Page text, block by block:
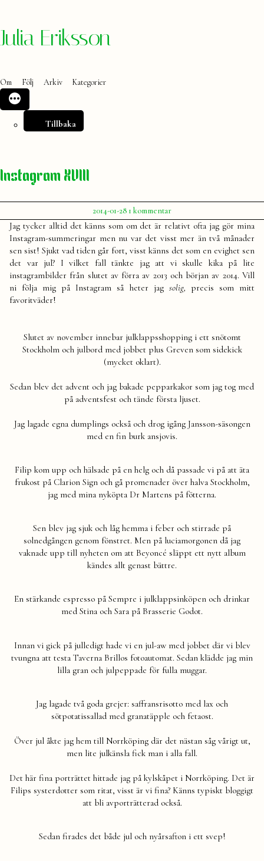
Hoppa
Julia Eriksson
Om Följ Arkiv Kategorier
Tillbaka
Instagram XVIII
Publicerat
av
Julia
2014-01-28 1 kommentartill
Instagram
Jag tycker alltid det känns som om det är relativt ofta jag gör mina
Instagram-summeringar men nu var det visst mer än två månader
sen sist! Sjukt vad tiden går fort, visst känns det som en evighet sen
det var jul? I vilket fall tänkte jag att vi skulle kika på lite
instagrambilder från slutet av förra av 2013 och början av 2014. Vill
ni följa mig på Instagram så heter jag solig, precis som mitt
favoritväder!
Slutet av november innebar julklappsshopping i ett snötomt
Stockholm och julbord med jobbet plus Greven som sidekick
(mycket oklart).
Sedan blev det advent och jag bakade pepparkakor som jag tog med
på adventsfest och tände första ljuset.
Jag lagade egna dumplings också och drog igång Jansson-säsongen
med en fin burk ansjovis.
Filip kom upp och hälsade på en helg och då passade vi på att äta
frukost på Clarion Sign och gå promenader över halva Stockholm,
jag med mina nyköpta Dr Martens på fötterna.
Sen blev jag sjuk och låg hemma i feber och stirrade på
solnedgången genom fönstret. Men på luciamorgonen då jag
vaknade upp till nyheten om att Beyoncé släppt ett nytt album
kändes allt genast bättre.
En stärkande espresso på Sempre i julklappsinköpen och drinkar
med Stina och Sara på Brasserie Godot.
Innan vi gick på julledigt hade vi en jul-aw med jobbet där vi blev
tvungna att testa Taverna Brillos fotoautomat. Sedan klädde jag min
lilla gran och julpeppade för fulla muggar.
Jag lagade två goda grejer: saffransrisotto med lax och
sötpotatissallad med granatäpple och fetaost.
Över jul åkte jag hem till Norrköping där det nästan såg vårigt ut,
men lite julkänsla fick man i alla fall.
Det här fina porträttet hittade jag på kylskåpet i Norrköping. Det är
Filips systerdotter som ritat, visst är vi fina? Känns typiskt bloggigt
att bli avporträtterad också.
Sedan firades det både jul och nyårsafton i ett svep!